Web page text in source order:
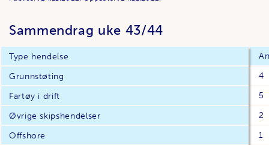
Sammendrag uke 43/44
Type hendelse
Grunnstøting
4
Fartøy i drift
5
Øvrige skipshendelser
2
Offshore
1